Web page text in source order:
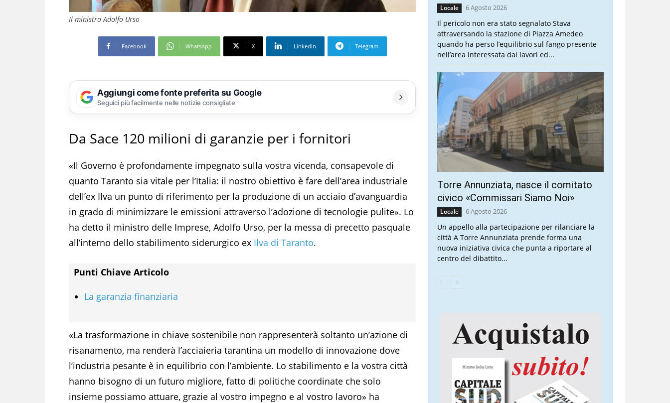
Il ministro Adolfo Urso
Facebook WhatsApp X Linkedin Telegram
Aggiungi come fonte preferita su Google
Seguici più facilmente nelle notizie consigliate
Da Sace 120 milioni di garanzie per i fornitori
«Il Governo è profondamente impegnato sulla vostra vicenda, consapevole di
quanto Taranto sia vitale per l’Italia: il nostro obiettivo è fare dell’area industriale
dell’ex Ilva un punto di riferimento per la produzione di un acciaio d’avanguardia
in grado di minimizzare le emissioni attraverso l’adozione di tecnologie pulite». Lo
ha detto il ministro delle Imprese, Adolfo Urso, per la messa di precetto pasquale
all’interno dello stabilimento siderurgico ex Ilva di Taranto.
Punti Chiave Articolo
La garanzia finanziaria
«La trasformazione in chiave sostenibile non rappresenterà soltanto un’azione di
risanamento, ma renderà l’acciaieria tarantina un modello di innovazione dove
l’industria pesante è in equilibrio con l’ambiente. Lo stabilimento e la vostra città
hanno bisogno di un futuro migliore, fatto di politiche coordinate che solo
insieme possiamo attuare, grazie al vostro impegno e al vostro lavoro» ha
Locale 6 Agosto 2026
Il pericolo non era stato segnalato Stava
attraversando la stazione di Piazza Amedeo
quando ha perso l’equilibrio sul fango presente
nell’area interessata dai lavori ed...
Torre Annunziata, nasce il comitato
civico «Commissari Siamo Noi»
Locale 6 Agosto 2026
Un appello alla partecipazione per rilanciare la
città A Torre Annunziata prende forma una
nuova iniziativa civica che punta a riportare al
centro del dibattito...